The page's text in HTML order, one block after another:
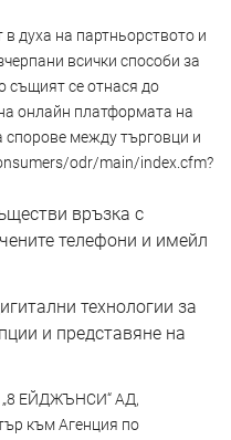
духа на партньорството и
всички способи за
същият се отнася до
онлайн платформата на
между търговци и
odr/main/index.cfm?
връзка с
телефони и имейл
технологии за
и представяне на
„8 ЕЙДЖЪНСИ“ АД,
към Агенция по